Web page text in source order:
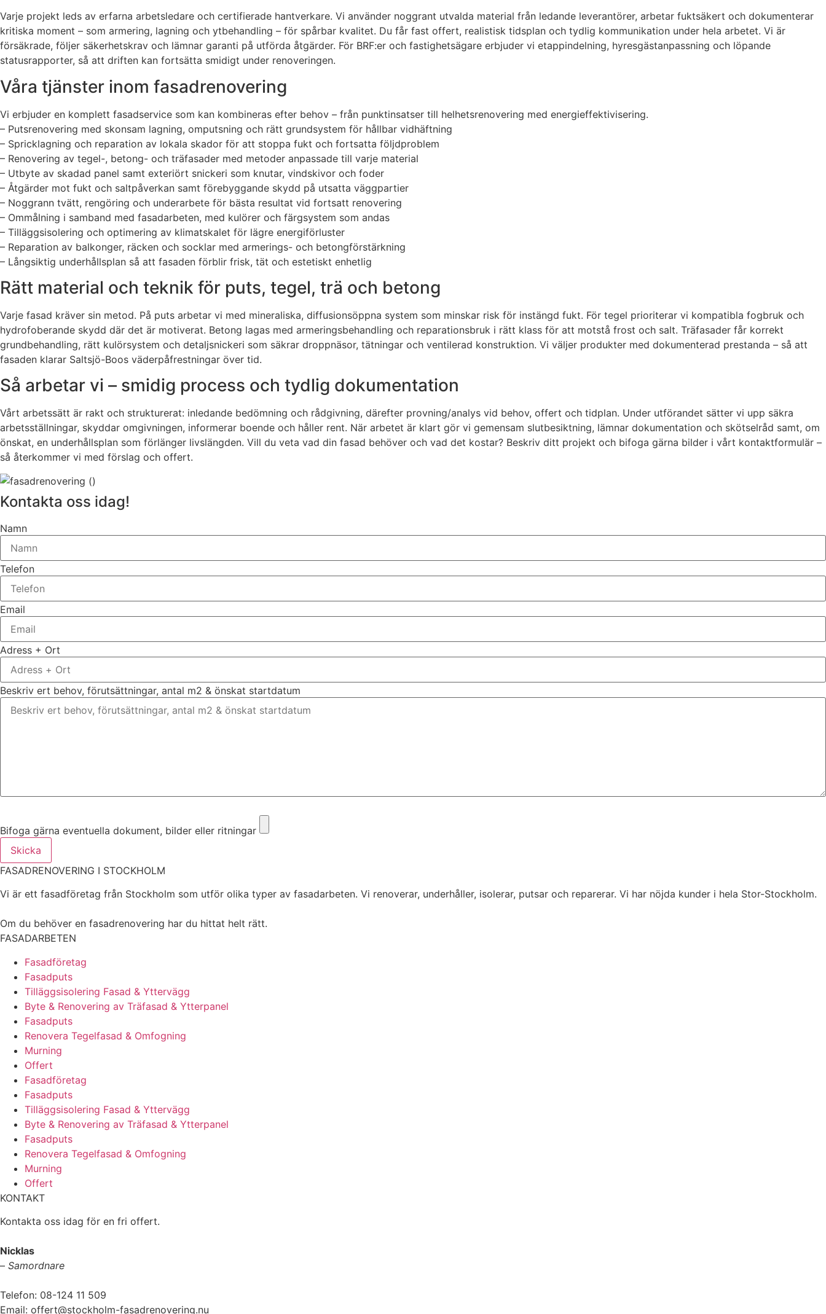
Varje projekt leds av erfarna arbetsledare och certifierade hantverkare. Vi använder noggrant utvalda material från ledande leverantörer, arbetar fuktsäkert och dokumenterar
kritiska moment – som armering, lagning och ytbehandling – för spårbar kvalitet. Du får fast offert, realistisk tidsplan och tydlig kommunikation under hela arbetet. Vi är
försäkrade, följer säkerhetskrav och lämnar garanti på utförda åtgärder. För BRF:er och fastighetsägare erbjuder vi etappindelning, hyresgästanpassning och löpande
statusrapporter, så att driften kan fortsätta smidigt under renoveringen.
Våra tjänster inom fasadrenovering
Vi erbjuder en komplett fasadservice som kan kombineras efter behov – från punktinsatser till helhetsrenovering med energieffektivisering.
– Putsrenovering med skonsam lagning, omputsning och rätt grundsystem för hållbar vidhäftning
– Spricklagning och reparation av lokala skador för att stoppa fukt och fortsatta följdproblem
– Renovering av tegel-, betong- och träfasader med metoder anpassade till varje material
– Utbyte av skadad panel samt exteriört snickeri som knutar, vindskivor och foder
– Åtgärder mot fukt och saltpåverkan samt förebyggande skydd på utsatta väggpartier
– Noggrann tvätt, rengöring och underarbete för bästa resultat vid fortsatt renovering
– Ommålning i samband med fasadarbeten, med kulörer och färgsystem som andas
– Tilläggsisolering och optimering av klimatskalet för lägre energiförluster
– Reparation av balkonger, räcken och socklar med armerings- och betongförstärkning
– Långsiktig underhållsplan så att fasaden förblir frisk, tät och estetiskt enhetlig
Rätt material och teknik för puts, tegel, trä och betong
Varje fasad kräver sin metod. På puts arbetar vi med mineraliska, diffusionsöppna system som minskar risk för instängd fukt. För tegel prioriterar vi kompatibla fogbruk och
hydrofoberande skydd där det är motiverat. Betong lagas med armeringsbehandling och reparationsbruk i rätt klass för att motstå frost och salt. Träfasader får korrekt
grundbehandling, rätt kulörsystem och detaljsnickeri som säkrar droppnäsor, tätningar och ventilerad konstruktion. Vi väljer produkter med dokumenterad prestanda – så att
fasaden klarar Saltsjö-Boos väderpåfrestningar över tid.
Så arbetar vi – smidig process och tydlig dokumentation
Vårt arbetssätt är rakt och strukturerat: inledande bedömning och rådgivning, därefter provning/analys vid behov, offert och tidplan. Under utförandet sätter vi upp säkra
arbetsställningar, skyddar omgivningen, informerar boende och håller rent. När arbetet är klart gör vi gemensam slutbesiktning, lämnar dokumentation och skötselråd samt, om
önskat, en underhållsplan som förlänger livslängden. Vill du veta vad din fasad behöver och vad det kostar? Beskriv ditt projekt och bifoga gärna bilder i vårt kontaktformulär –
så återkommer vi med förslag och offert.
Kontakta oss idag!
Namn
Telefon
Email
Adress + Ort
Beskriv ert behov, förutsättningar, antal m2 & önskat startdatum
Bifoga gärna eventuella dokument, bilder eller ritningar
Skicka
FASADRENOVERING I STOCKHOLM
Vi är ett fasadföretag från Stockholm som utför olika typer av fasadarbeten. Vi renoverar, underhåller, isolerar, putsar och reparerar. Vi har nöjda kunder i hela Stor-Stockholm.
Om du behöver en fasadrenovering har du hittat helt rätt.
FASADARBETEN
Fasadföretag
Fasadputs
Tilläggsisolering Fasad & Yttervägg
Byte & Renovering av Träfasad & Ytterpanel
Fasadputs
Renovera Tegelfasad & Omfogning
Murning
Offert
Fasadföretag
Fasadputs
Tilläggsisolering Fasad & Yttervägg
Byte & Renovering av Träfasad & Ytterpanel
Fasadputs
Renovera Tegelfasad & Omfogning
Murning
Offert
KONTAKT
Kontakta oss idag för en fri offert.
Nicklas
– Samordnare
Telefon: 08-124 11 509
Email: offert@stockholm-fasadrenovering.nu